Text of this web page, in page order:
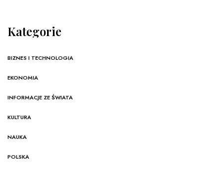
Kategorie
BIZNES I TECHNOLOGIA
EKONOMIA
INFORMACJE ZE ŚWIATA
KULTURA
NAUKA
POLSKA